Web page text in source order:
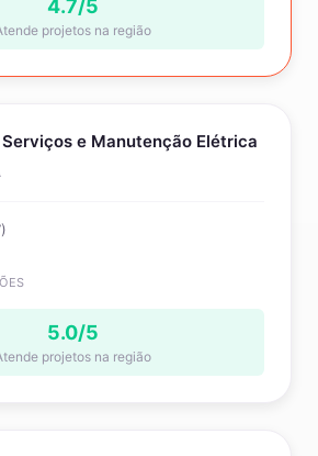
4.7/5
projetos na região
e Manutenção Elétrica
5.0/5
projetos na região